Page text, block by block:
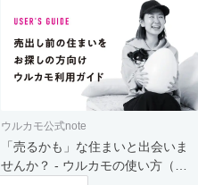
ウルカモ公式note
「売るかも」な住まいと出会いま
せんか？ - ウルカモの使い方（買